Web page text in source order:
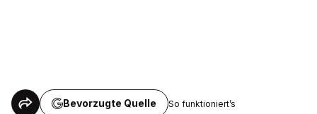
Bevorzugte Quelle So funktioniert’s